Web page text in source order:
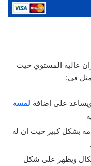
عالية المستوي حيث
في:
على إضافة لمسه
بشكل كبير حيث ان له
ويظهر على شكل